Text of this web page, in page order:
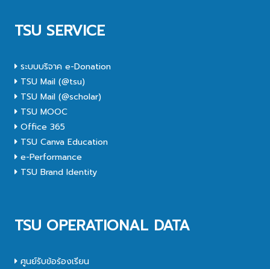
TSU SERVICE
ระบบบริจาค e-Donation
TSU Mail (@tsu)
TSU Mail (@scholar)
TSU MOOC
Office 365
TSU Canva Education
e-Performance
TSU Brand Identity
TSU OPERATIONAL DATA
ศูนย์รับข้อร้องเรียน